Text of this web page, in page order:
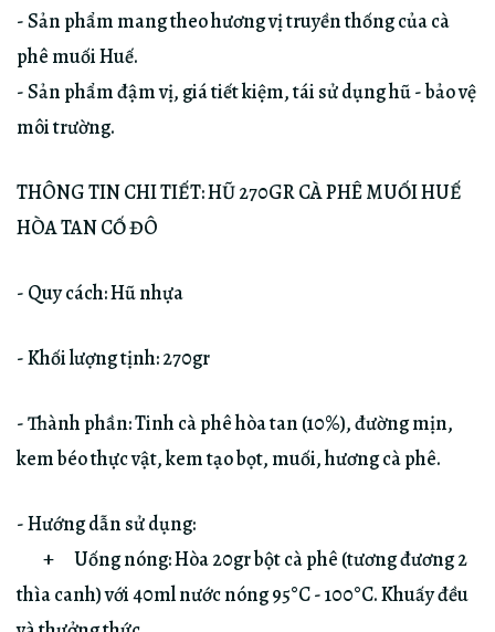
- Sản phẩm mang theo hương vị truyền thống của cà
phê muối Huế.
- Sản phẩm đậm vị, giá tiết kiệm, tái sử dụng hũ - bảo vệ
môi trường.
THÔNG TIN CHI TIẾT: HŨ 270GR CÀ PHÊ MUỐI HUẾ
HÒA TAN CỐ ĐÔ
- Quy cách: Hũ nhựa
- Khối lượng tịnh: 270gr
- Thành phần: Tinh cà phê hòa tan (10%), đường mịn,
kem béo thực vật, kem tạo bọt, muối, hương cà phê.
- Hướng dẫn sử dụng:
+ Uống nóng: Hòa 20gr bột cà phê (tương đương 2
thìa canh) với 40ml nước nóng 95°C - 100°C. Khuấy đều